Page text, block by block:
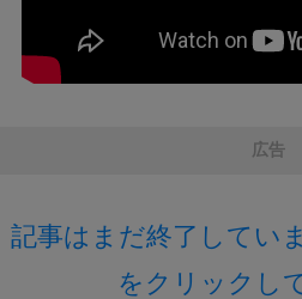
広告
記事はまだ終了してい
をクリックし